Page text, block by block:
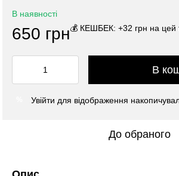
В наявності
650 грн💰 КЕШБЕК: +32 грн на цей
В
Увійти для відображення
До обраного